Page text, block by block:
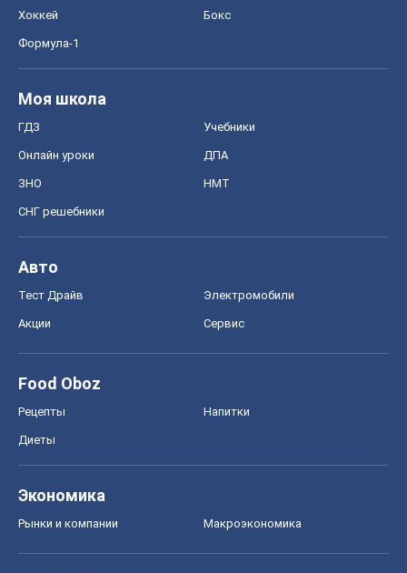
Хоккей Бокс
Формула-1
Моя школа
ГДЗ Учебники
Онлайн уроки ДПА
ЗНО НМТ
СНГ решебники
Авто
Тест Драйв Электромобили
Акции Сервис
Food Oboz
Рецепты Напитки
Диеты
Экономика
Рынки и компании Mакроэкономика